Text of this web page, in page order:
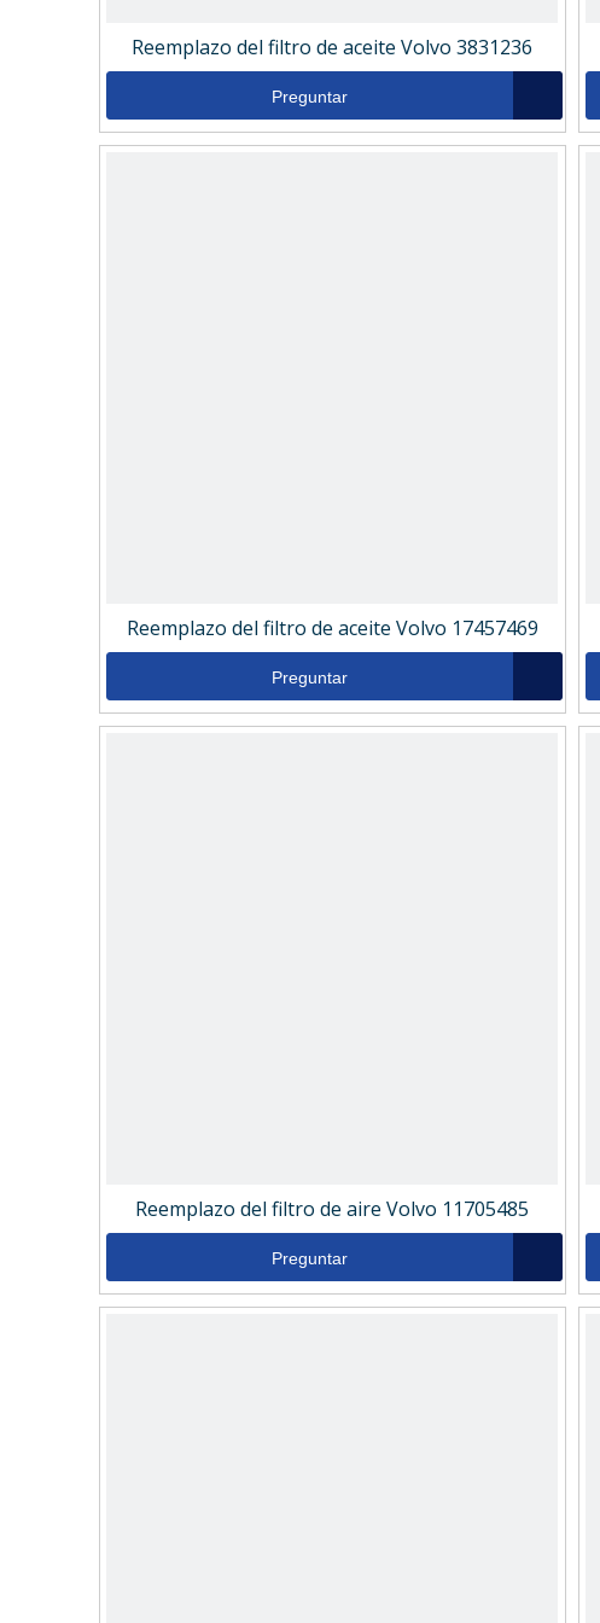
Reemplazo del filtro de aceite Volvo 3831236
Preguntar
Reemplazo del filtro de aceite Volvo 17457469
Preguntar
Reemplazo del filtro de aire Volvo 11705485
Preguntar